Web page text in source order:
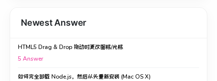
Newest Answer
HTML5 Drag & Drop 拖动时更改图标/光标
5 Answer
如何完全卸载 Node.js，然后从头重新安装 (Mac OS X)